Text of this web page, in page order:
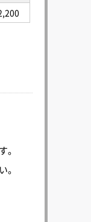
。
。